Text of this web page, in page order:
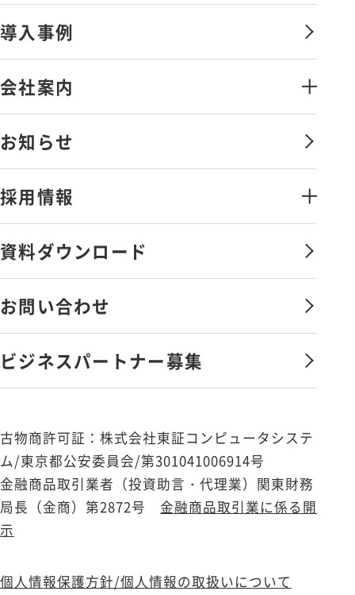
ス
情報セキュリティソリューション
金融証券データソリューション
その他のソリューション
導入事例
会社案内
沿革
会社憲章
お知らせ
採用情報
福利厚生・社内制度
社員を知る
新卒採用
キャリア採用
資料ダウンロード
お問い合わせ
ビジネスパートナー募集
古物商許可証：株式会社東証コンピュータシステ
ム/東京都公安委員会/第301041006914号
金融商品取引業者（投資助言・代理業）関東財務
局長（金商）第2872号 金融商品取引業に係る開
示
個人情報保護方針/個人情報の取扱いについて